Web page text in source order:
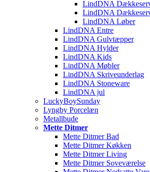
LindDNA
LindDNA
LindDNA Løber
LindDNA Entre
LindDNA Gulvtæpper
LindDNA Hylder
LindDNA Kids
LindDNA Møbler
LindDNA Skriveunderlag
LindDNA Stoneware
LindDNA jul
LuckyBoySunday
Lyngby Porcelæn
Metallbude
Mette Ditmer
Mette Ditmer Bad
Mette Ditmer Køkken
Mette Ditmer Living
Mette Ditmer Soveværelse